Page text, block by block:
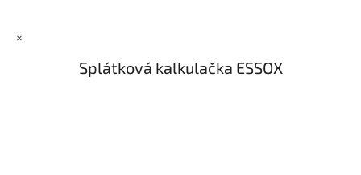
×
Splátková kalkulačka ESSOX